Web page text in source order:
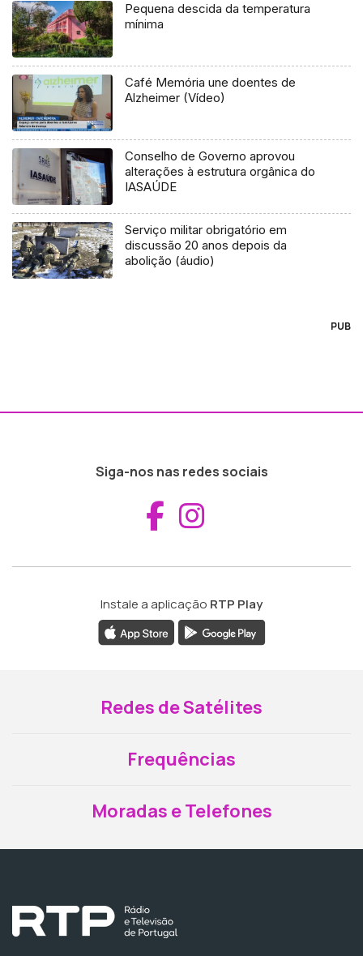
Pequena descida da temperatura
mínima
Café Memória une doentes de
Alzheimer (Vídeo)
Conselho de Governo aprovou
alterações à estrutura orgânica do
IASAÚDE
Serviço militar obrigatório em
discussão 20 anos depois da
abolição (áudio)
PUB
Siga-nos nas redes sociais
Aceder ao
Instale a aplicação RTP Play
Redes de Satélites
Frequências
Moradas e Telefones